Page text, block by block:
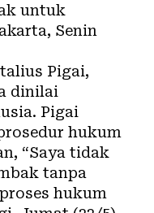
untuk
Senin
Pigai,
dinilai
Pigai
hukum
“Saya tidak
tanpa
hukum